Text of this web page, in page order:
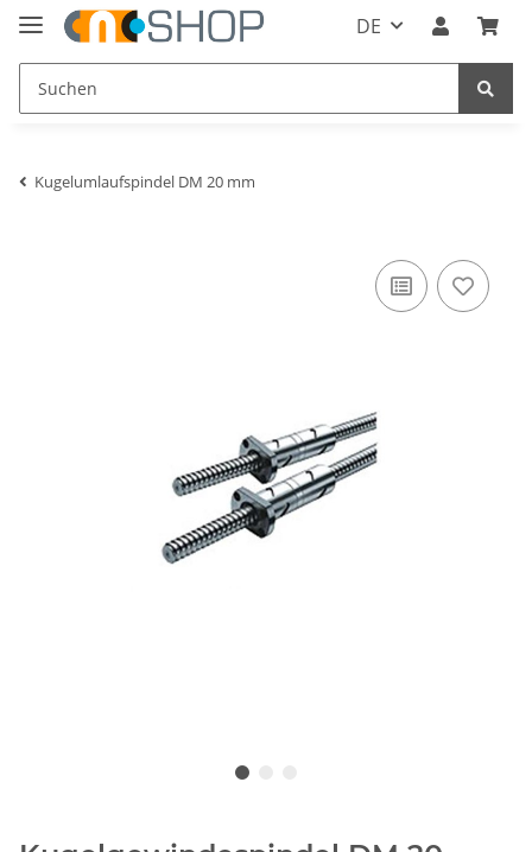
DE
Kugelumlaufspindel DM 20 mm